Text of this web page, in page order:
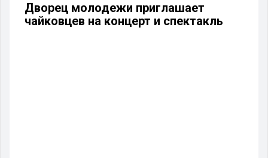
Дворец молодежи приглашает
чайковцев на концерт и спектакль